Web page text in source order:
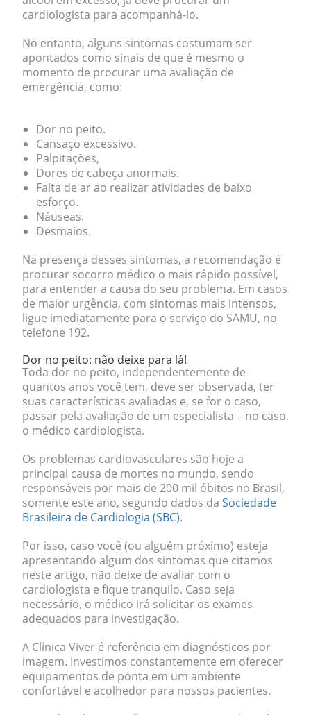
cardiologista para acompanhá-lo.
No entanto, alguns sintomas costumam ser
apontados como sinais de que é mesmo o
momento de procurar uma avaliação de
emergência, como:
Dor no peito.
Cansaço excessivo.
Palpitações,
Dores de cabeça anormais.
Falta de ar ao realizar atividades de baixo
esforço.
Náuseas.
Desmaios.
Na presença desses sintomas, a recomendação é
procurar socorro médico o mais rápido possível,
para entender a causa do seu problema. Em casos
de maior urgência, com sintomas mais intensos,
ligue imediatamente para o serviço do SAMU, no
telefone 192.
Dor no peito: não deixe para lá!
Toda dor no peito, independentemente de
quantos anos você tem, deve ser observada, ter
suas características avaliadas e, se for o caso,
passar pela avaliação de um especialista – no caso,
o médico cardiologista.
Os problemas cardiovasculares são hoje a
principal causa de mortes no mundo, sendo
responsáveis por mais de 200 mil óbitos no Brasil,
somente este ano, segundo dados da Sociedade
Brasileira de Cardiologia (SBC).
Por isso, caso você (ou alguém próximo) esteja
apresentando algum dos sintomas que citamos
neste artigo, não deixe de avaliar com o
cardiologista e fique tranquilo. Caso seja
necessário, o médico irá solicitar os exames
adequados para investigação.
A Clínica Viver é referência em diagnósticos por
imagem. Investimos constantemente em oferecer
equipamentos de ponta em um ambiente
confortável e acolhedor para nossos pacientes.